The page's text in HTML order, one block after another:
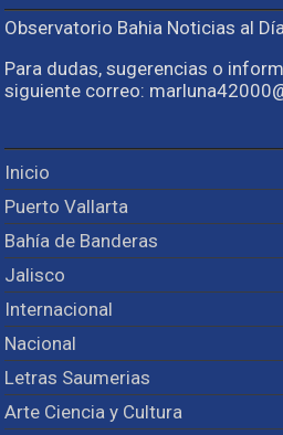
Observatorio Bahia Noticias al
Para dudas, sugerencias o
siguiente correo:
Inicio
Puerto Vallarta
Bahía de Banderas
Jalisco
Internacional
Nacional
Letras Saumerias
Arte Ciencia y Cultura